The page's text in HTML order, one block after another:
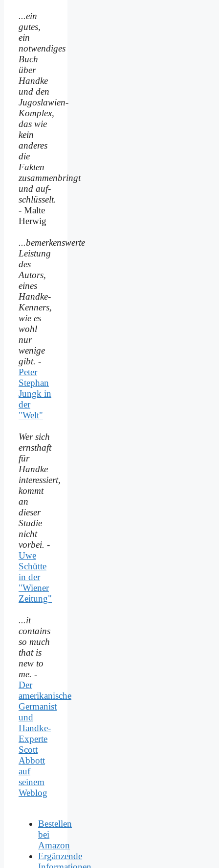
...ein
gutes,
ein
notwendiges
Buch
über
Handke
und den
Jugoslawien-
Komplex,
das wie
kein
anderes
die
Fakten
zusammenbringt
und auf­
schlüsselt.
- Malte
Herwig
...bemerkenswerte
Leistung
des
Autors,
eines
Handke-
Kenners,
wie es
wohl
nur
wenige
gibt. -
Peter
Stephan
Jungk in
der
"Welt"
Wer sich
ernsthaft
für
Handke
interessiert,
kommt
an
dieser
Studie
nicht
vorbei. -
Uwe
Schütte
in der
"Wiener
Zeitung"
...it
contains
so much
that is
new to
me. -
Der
amerikanische
Germanist
und
Handke-
Experte
Scott
Abbott
auf
seinem
Weblog
Bestellen
bei
Amazon
Ergänzende